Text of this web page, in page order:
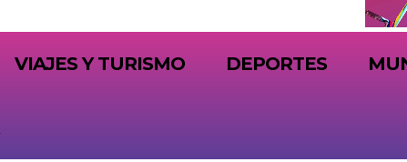
VIAJES Y TURISMO DEPORTES